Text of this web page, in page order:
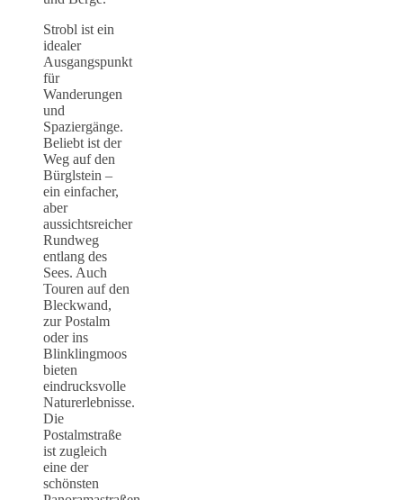
Strobl ist ein
idealer
Ausgangspunkt
für
Wanderungen
und
Spaziergänge.
Beliebt ist der
Weg auf den
Bürglstein –
ein einfacher,
aber
aussichtsreicher
Rundweg
entlang des
Sees. Auch
Touren auf den
Bleckwand,
zur Postalm
oder ins
Blinklingmoos
bieten
eindrucksvolle
Naturerlebnisse.
Die
Postalmstraße
ist zugleich
eine der
schönsten